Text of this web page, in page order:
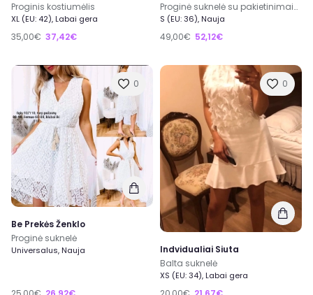
Proginis kostiumėlis
XL (EU: 42), Labai gera
35,00€ 37,42€
Proginė suknelė su pakietinimais krūtinės srityje
S (EU: 36), Nauja
49,00€ 52,12€
0
Be Prekės Ženklo
Proginė suknelė
Universalus, Nauja
0
Indvidualiai Siuta
Balta suknelė
XS (EU: 34), Labai gera